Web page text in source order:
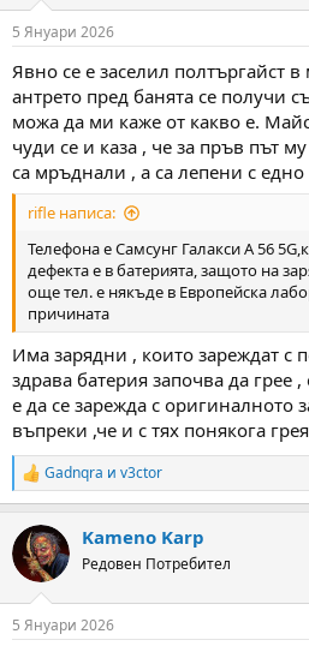
s
5 Януари 2026
Явно се е заселил полтъргайст
антрето пред банята се получи
можа да ми каже от какво е.
чуди се и каза , че за пръв път
са мръднали , а са лепени с
rifle написа:
Телефона е Самсунг Галакси A 56
дефекта е в батерията, защото на
още тел. е някъде в Европейска
причината
Има зарядни , които зареждат с
здрава батерия започва да грее
е да се зарежда с оригиналното
въпреки ,че и с тях понякога
R
e
c
t
i
s
Gadnqra и v3ctor
Kameno Karp
Редовен Потребител
5 Януари 2026